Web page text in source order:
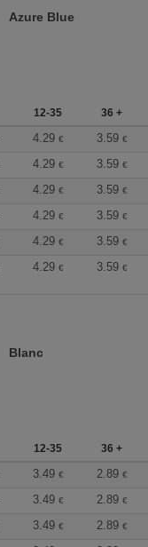
Azure Blue
12-35 36 +
4.29 € 3.59 €
4.29 € 3.59 €
4.29 € 3.59 €
4.29 € 3.59 €
4.29 € 3.59 €
4.29 € 3.59 €
Blanc
12-35 36 +
3.49 € 2.89 €
3.49 € 2.89 €
3.49 € 2.89 €